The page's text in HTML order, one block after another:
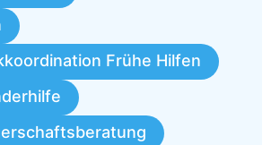
Frühe Hilfen